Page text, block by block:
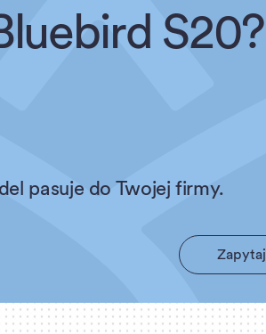
S20?
pasuje do Twojej firmy.
Zapytaj